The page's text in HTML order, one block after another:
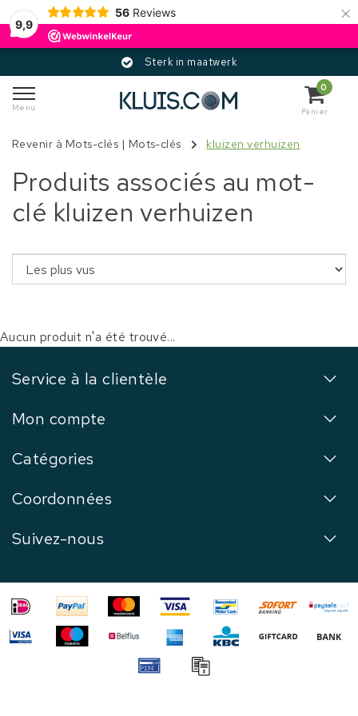
9,9
56 Reviews ×
Sterk in maatwerk
Menu
0
Panier
Revenir à Mots-clés | Mots-clés kluizen verhuizen
Produits associés au mot-
clé kluizen verhuizen
Aucun produit n'a été trouvé...
Service à la clientèle
Mon compte
Catégories
Coordonnées
Suivez-nous